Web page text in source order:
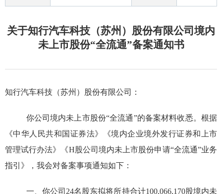
关于知行汽车科技（苏州）股份有限公司境内
未上市股份“全流通”备案通知书
知行汽车科技（苏州）股份有限公司：
你公司境内未上市股份“全流通”的备案材料收悉。根据
《中华人民共和国证券法》《境内企业境外发行证券和上市
管理试行办法》《H股公司境内未上市股份申请“全流通”业务
指引》，我会对备案事项通知如下：
一、 你公司 24名股东拟将所持合计100,066,170股境内未